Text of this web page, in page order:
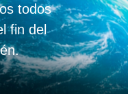
todos
fin del